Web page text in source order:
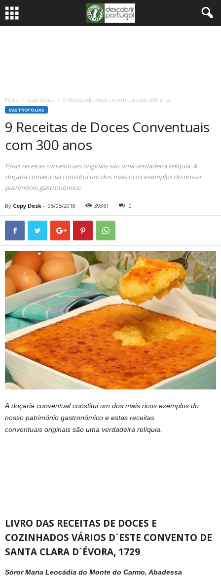
Home Gastrofolias 9 Receitas de Doces Conventuais com 300 anos
GASTROFOLIAS
9 Receitas de Doces Conventuais
com 300 anos
Estas receitas conventuais originais são uma verdadeira relíquia. A
doçaria conventual constitui um dos mais ricos exemplos do nosso
património gastronómico
By Copy Desk - 05/05/2018 39361 0
A doçaria conventual constitui um dos mais ricos exemplos do
nosso património gastronómico e estas receitas
conventuais originais são uma verdadeira relíquia.
LIVRO DAS RECEITAS DE DOCES E
COZINHADOS VÁRIOS D´ESTE CONVENTO DE
SANTA CLARA D´ÉVORA, 1729
Sóror Maria Leocádia do Monte do Carmo, Abadessa